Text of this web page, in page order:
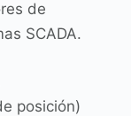
de
SCADA.
posición)